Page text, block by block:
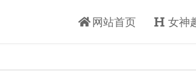
网站首页 女神